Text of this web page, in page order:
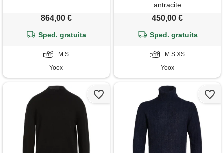
864,00 €
Sped. gratuita
M S
Yoox
antracite
450,00 €
Sped. gratuita
M S XS
Yoox